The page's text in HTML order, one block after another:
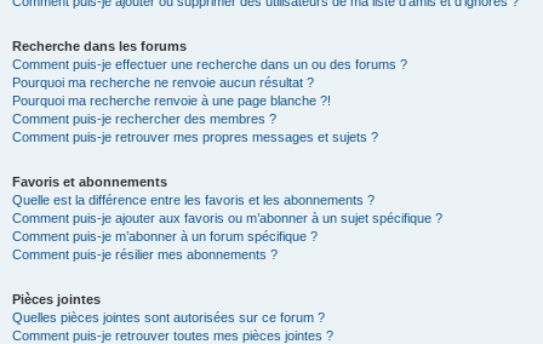
Recherche dans les forums
Comment puis-je effectuer une recherche dans un ou des forums ?
Pourquoi ma recherche ne renvoie aucun résultat ?
Pourquoi ma recherche renvoie à une page blanche ?!
Comment puis-je rechercher des membres ?
Comment puis-je retrouver mes propres messages et sujets ?
Favoris et abonnements
Quelle est la différence entre les favoris et les abonnements ?
Comment puis-je ajouter aux favoris ou m’abonner à un sujet spécifique ?
Comment puis-je m’abonner à un forum spécifique ?
Comment puis-je résilier mes abonnements ?
Pièces jointes
Quelles pièces jointes sont autorisées sur ce forum ?
Comment puis-je retrouver toutes mes pièces jointes ?